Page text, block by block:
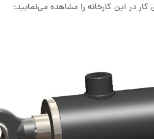
در این کارخانه را مشاهده می‌نمایید: